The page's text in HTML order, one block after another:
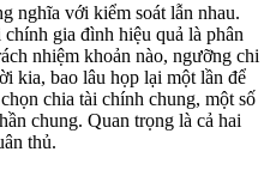
nghĩa với kiểm soát lẫn nhau.
gia đình hiệu quả là phân
nhiệm khoản nào, ngưỡng chi
kia, bao lâu họp lại một lần để
chia tài chính chung, một số
chung. Quan trọng là cả hai
thủ.